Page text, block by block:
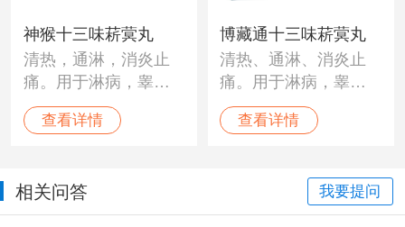
神猴十三味菥蓂丸
清热，通淋，消炎止
痛。用于淋病，睾丸
肿大，膀胱炎，腰痛
等。查看详情
博藏通十三味菥蓂丸
清热、通淋、消炎止
痛。用于淋病，睾丸
肿大，膀胱炎，腰痛
等。查看详情
相关问答 我要提问